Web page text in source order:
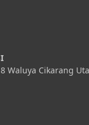
8 Waluya Cikarang